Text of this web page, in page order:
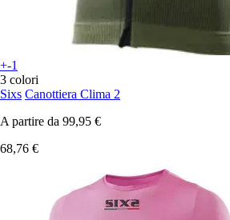
+-1
3 colori
Sixs Canottiera Clima 2
A partire da 99,95 €
68,76 €